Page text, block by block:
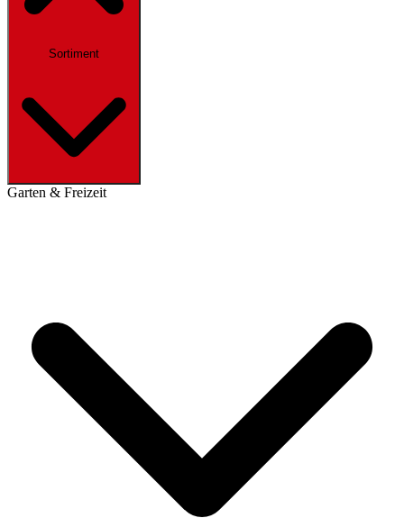
Sortiment
Garten & Freizeit